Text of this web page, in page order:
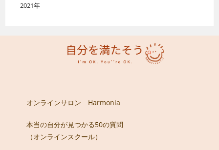
2021年
オンラインサロン Harmonia
本当の自分が見つかる50の質問
（オンラインスクール）